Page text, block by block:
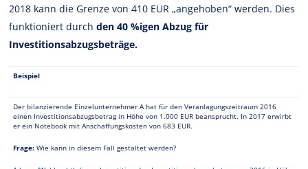
2018 kann die Grenze von 410 EUR „angehoben“ werden. Dies
funktioniert durchden 40 %igen Abzug für
Investitionsabzugsbeträge.
Beispiel
Der bilanzierende Einzelunternehmer A hat für den Veranlagungszeitraum 2016
einen Investitionsabzugsbetrag in Höhe von 1.000 EUR beansprucht. In 2017 erwirbt
er ein Notebook mit Anschaffungskosten von 683 EUR.
Frage: Wie kann in diesem Fall gestaltet werden?